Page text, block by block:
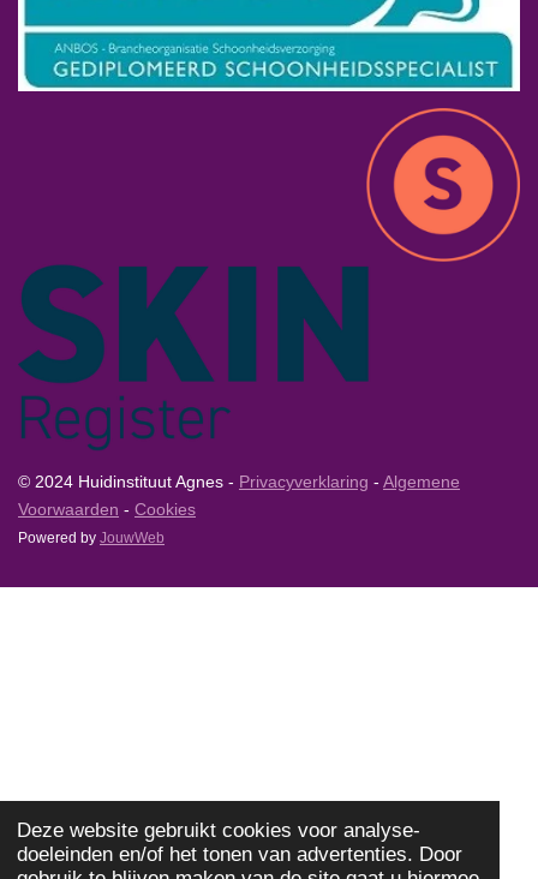
Deze website gebruikt cookies voor analyse-
doeleinden en/of het tonen van advertenties. Door
© 2024 Huidinstituut Agnes - Privacyverklaring - Algemene
Voorwaarden - Cookies
Powered by JouwWeb